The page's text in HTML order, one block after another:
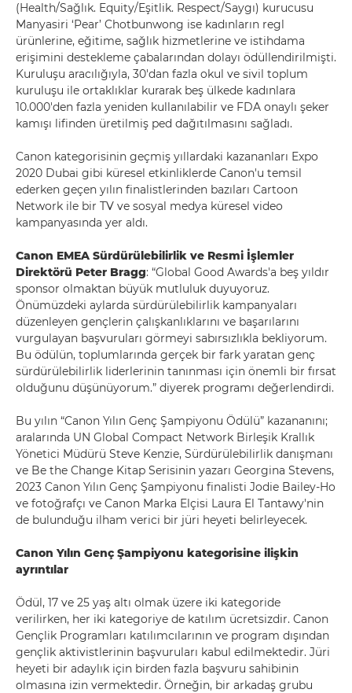
(Health/Sağlık. Equity/Eşitlik. Respect/Saygı) kurucusu
Manyasiri ‘Pear’ Chotbunwong ise kadınların regl
ürünlerine, eğitime, sağlık hizmetlerine ve istihdama
erişimini destekleme çabalarından dolayı ödüllendirilmişti.
Kuruluşu aracılığıyla, 30'dan fazla okul ve sivil toplum
kuruluşu ile ortaklıklar kurarak beş ülkede kadınlara
10.000'den fazla yeniden kullanılabilir ve FDA onaylı şeker
kamışı lifinden üretilmiş ped dağıtılmasını sağladı.
Canon kategorisinin geçmiş yıllardaki kazananları Expo
2020 Dubai gibi küresel etkinliklerde Canon'u temsil
ederken geçen yılın finalistlerinden bazıları Cartoon
Network ile bir TV ve sosyal medya küresel video
kampanyasında yer aldı.
Canon EMEA Sürdürülebilirlik ve Resmi İşlemler
Direktörü Peter Bragg: “Global Good Awards'a beş yıldır
sponsor olmaktan büyük mutluluk duyuyoruz.
Önümüzdeki aylarda sürdürülebilirlik kampanyaları
düzenleyen gençlerin çalışkanlıklarını ve başarılarını
vurgulayan başvuruları görmeyi sabırsızlıkla bekliyorum.
Bu ödülün, toplumlarında gerçek bir fark yaratan genç
sürdürülebilirlik liderlerinin tanınması için önemli bir fırsat
olduğunu düşünüyorum.” diyerek programı değerlendirdi.
Bu yılın “Canon Yılın Genç Şampiyonu Ödülü” kazananını;
aralarında UN Global Compact Network Birleşik Krallık
Yönetici Müdürü Steve Kenzie, Sürdürülebilirlik danışmanı
ve Be the Change Kitap Serisinin yazarı Georgina Stevens,
2023 Canon Yılın Genç Şampiyonu finalisti Jodie Bailey-Ho
ve fotoğrafçı ve Canon Marka Elçisi Laura El Tantawy'nin
de bulunduğu ilham verici bir jüri heyeti belirleyecek.
Canon Yılın Genç Şampiyonu kategorisine ilişkin
ayrıntılar
Ödül, 17 ve 25 yaş altı olmak üzere iki kategoride
verilirken, her iki kategoriye de katılım ücretsizdir. Canon
Gençlik Programları katılımcılarının ve program dışından
gençlik aktivistlerinin başvuruları kabul edilmektedir. Jüri
heyeti bir adaylık için birden fazla başvuru sahibinin
olmasına izin vermektedir. Örneğin, bir arkadaş grubu